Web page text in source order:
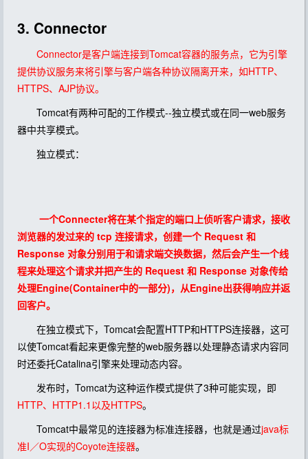
3. Connector
Connector是客户端连接到Tomcat容器的服务点，它为引擎
提供协议服务来将引擎与客户端各种协议隔离开来，如HTTP、
HTTPS、AJP协议。
Tomcat有两种可配的工作模式--独立模式或在同一web服务
器中共享模式。
独立模式：
一个Connecter将在某个指定的端口上侦听客户请求，接收
浏览器的发过来的 tcp 连接请求，创建一个 Request 和
Response 对象分别用于和请求端交换数据，然后会产生一个线
程来处理这个请求并把产生的 Request 和 Response 对象传给
处理Engine(Container中的一部分)，从Engine出获得响应并返
回客户。
在独立模式下，Tomcat会配置HTTP和HTTPS连接器，这可
以使Tomcat看起来更像完整的web服务器以处理静态请求内容同
时还委托Catalina引擎来处理动态内容。
发布时，Tomcat为这种运作模式提供了3种可能实现，即
HTTP、HTTP1.1以及HTTPS。
Tomcat中最常见的连接器为标准连接器，也就是通过java标
准I／O实现的Coyote连接器。